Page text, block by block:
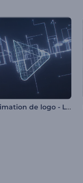
Animation de logo - Lignes de circuits numériques